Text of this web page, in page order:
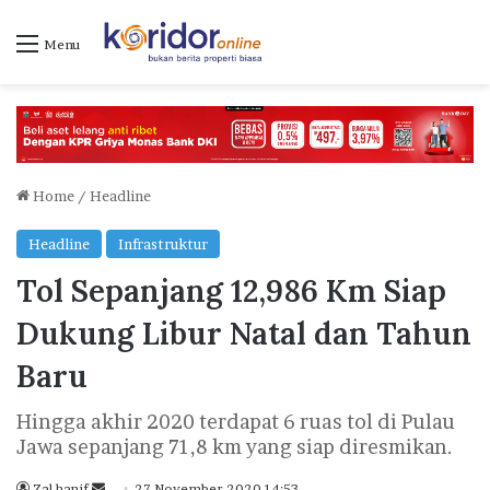
Menu
Home / Headline
Headline Infrastruktur
Tol Sepanjang 12,986 Km Siap
Dukung Libur Natal dan Tahun
Baru
Hingga akhir 2020 terdapat 6 ruas tol di Pulau
Jawa sepanjang 71,8 km yang siap diresmikan.